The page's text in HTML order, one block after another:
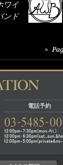
ワイ
ンド
電話予約